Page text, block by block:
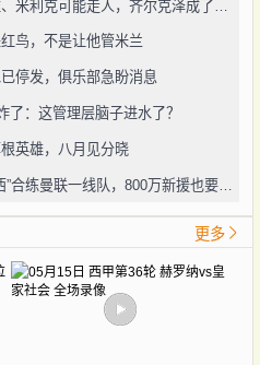
鸟，不是让他管米兰
停发，俱乐部急盼消息
了：这管理层脑子进水了？
英雄，八月见分晓
卡里克亲自点将！15岁“小梅西”合练曼联一线队，800万新援也要露脸
更多